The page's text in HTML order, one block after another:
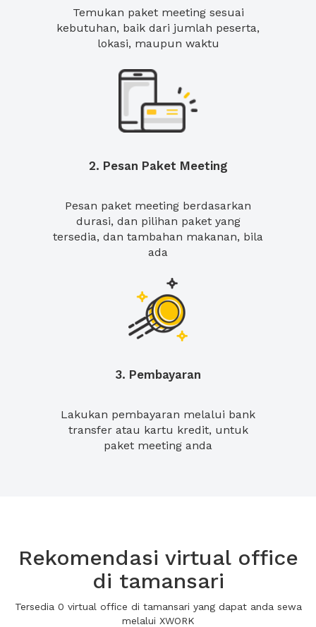
Temukan paket meeting sesuai
kebutuhan, baik dari jumlah peserta,
lokasi, maupun waktu
2. Pesan Paket Meeting
Pesan paket meeting berdasarkan
durasi, dan pilihan paket yang
tersedia, dan tambahan makanan, bila
ada
3. Pembayaran
Lakukan pembayaran melalui bank
transfer atau kartu kredit, untuk
paket meeting anda
Rekomendasi virtual office
di tamansari
Tersedia 0 virtual office di tamansari yang dapat anda sewa
melalui XWORK